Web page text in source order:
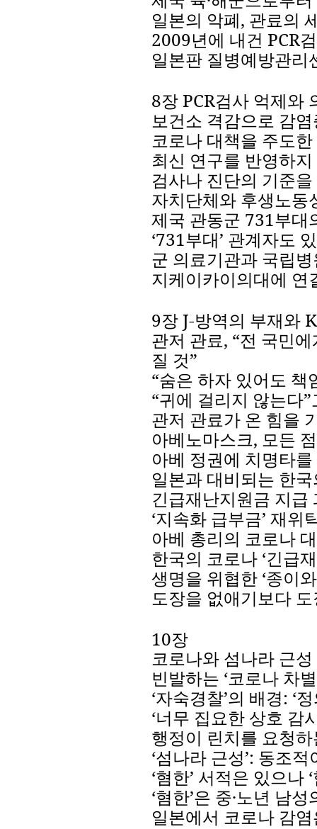
일본의 악폐, 관료의
2009년에 내건 PCR
일본판 질병예방관리
8장 PCR검사 억제와
보건소 격감으로 감
코로나 대책을 주도한
최신 연구를 반영하지
검사나 진단의 기준을
자치단체와 후생노동
제국 관동군 731부대
‘731부대’ 관계자도
군 의료기관과 국립
지케이카이의대에 연
9장 J-방역의 부재와
관저 관료, “전 국민에
질 것”
“숨은 하자 있어도 책
“귀에 걸리지 않는다”
관저 관료가 온 힘을
아베노마스크, 모든
아베 정권에 치명타를
일본과 대비되는 한
긴급재난지원금 지급
‘지속화 급부금’ 재위
아베 총리의 코로나
한국의 코로나 ‘긴급
생명을 위협한 ‘종이와
도장을 없애기보다
10장
코로나와 섬나라 근성
빈발하는 ‘코로나 차별
‘자숙경찰’의 배경: ‘
‘너무 집요한 상호 감
행정이 린치를 요청
‘섬나라 근성’: 동조적
‘혐한’ 서적은 있으나 ‘
‘혐한’은 중·노년 남성
일본에서 코로나 감